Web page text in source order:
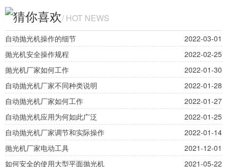
猜你喜欢/ HOT NEWS
自动抛光机操作的细节
2022-03-01
抛光机安全操作规程
2022-02-25
抛光机厂家如何工作
2022-01-30
自动抛光机厂家不同种类说明
2022-01-28
自动抛光机厂家如何工作
2022-01-27
自动抛光机应用为何如此广泛
2022-01-25
自动抛光机厂家调节和实际操作
2022-01-14
抛光机厂家电动工具
2021-12-01
如何安全的使用大型平面抛光机
2021-05-22